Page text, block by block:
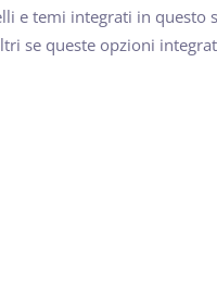
e temi integrati in questo
se queste opzioni